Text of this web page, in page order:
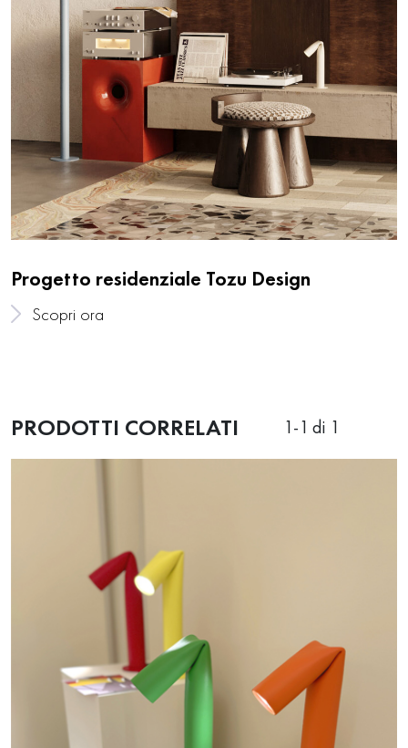
Progetto residenziale Tozu Design
Scopri ora
PRODOTTI CORRELATI 1-1 di 1